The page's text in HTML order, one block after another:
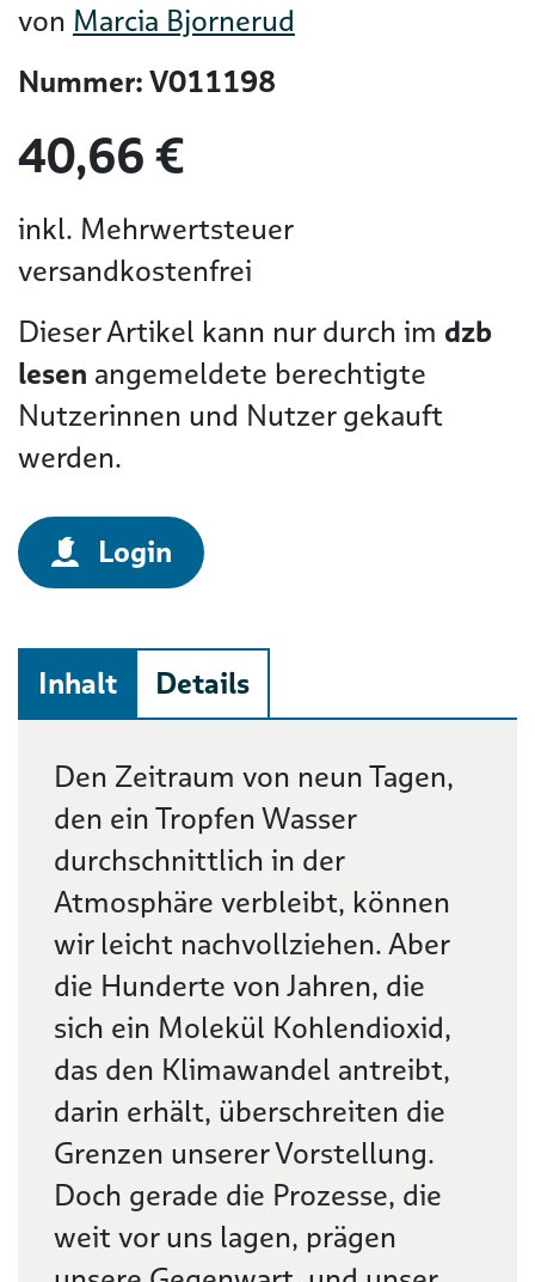
von Marcia Bjornerud
Nummer: V011198
40,66 €
inkl. Mehrwertsteuer
versandkostenfrei
Dieser Artikel kann nur durch im dzb
lesen angemeldete berechtigte
Nutzerinnen und Nutzer gekauft
werden.
Login
Inhalt Details
Beschreibung
Den Zeitraum von neun Tagen,
den ein Tropfen Wasser
durchschnittlich in der
Atmosphäre verbleibt, können
wir leicht nachvollziehen. Aber
die Hunderte von Jahren, die
sich ein Molekül Kohlendioxid,
das den Klimawandel antreibt,
darin erhält, überschreiten die
Grenzen unserer Vorstellung.
Doch gerade die Prozesse, die
weit vor uns lagen, prägen